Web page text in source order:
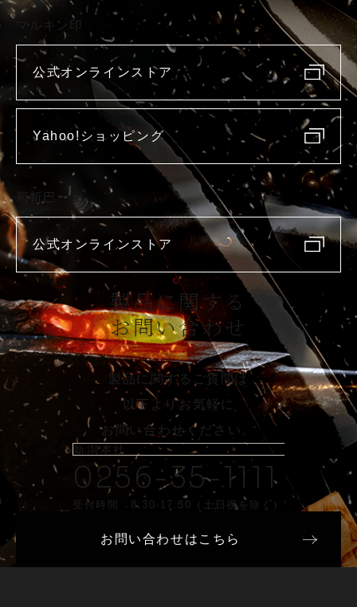
マルキン印
公式オンラインストア
Yahoo!ショッピング
庖斬巴
公式オンラインストア
製品に関する
お問い合わせ
製品に関するご質問は
以下よりお気軽に
お問い合わせください。
新潟本社
0256-35-1111
受付時間 8:30-17:30（土日祝を除く）
お問い合わせはこちら